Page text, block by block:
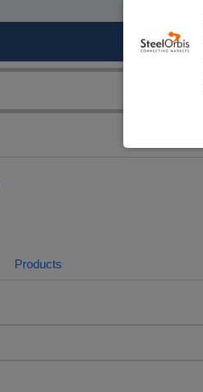
Products